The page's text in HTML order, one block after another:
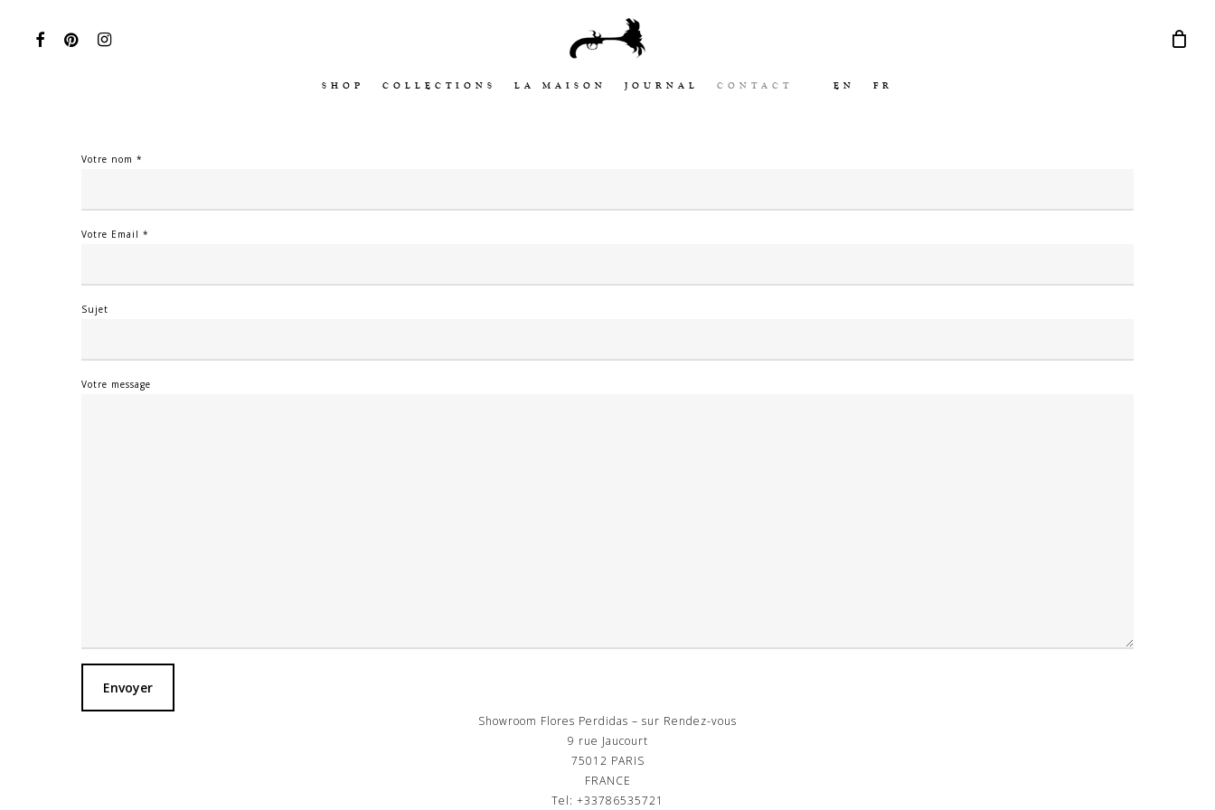
FACEBOOK
PINTEREST
INSTAGRAM
SHOP COLLECTIONS LA MAISON JOURNAL CONTACT EN FR
Votre nom *
Votre Email *
Sujet
Votre message
Showroom Flores Perdidas – sur Rendez-vous
9 rue Jaucourt
75012 PARIS
FRANCE
Tel: +33786535721